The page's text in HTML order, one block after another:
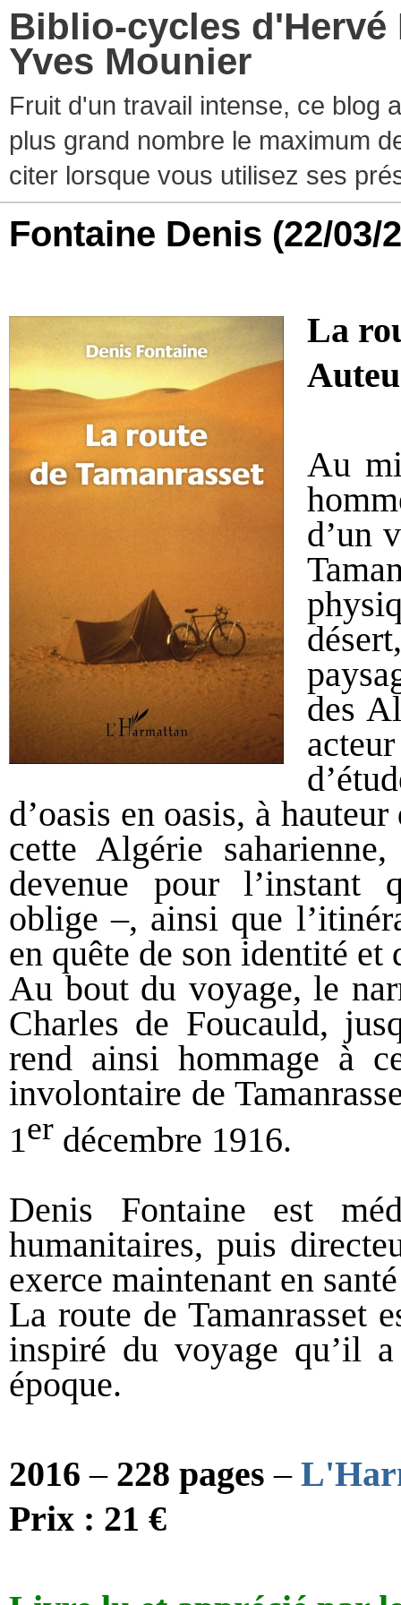
Biblio-cycles d'Hervé
Yves Mounier
Fruit d'un travail intense, ce blog
plus grand nombre le maximum
citer lorsque vous utilisez ses
Fontaine Denis (22/03/
La
Au
d’un
des
d’oasis en oasis, à
cette Algérie
devenue pour l’instant
oblige –, ainsi que
en quête de son identité et
Au bout du voyage, le
Charles de Foucauld,
rend ainsi hommage à
involontaire de
1er décembre 1916.
Denis Fontaine est
humanitaires, puis
exerce maintenant en
La route de Tamanrasset
inspiré du voyage qu’il
époque.
2016 – 228 pages –
Prix :